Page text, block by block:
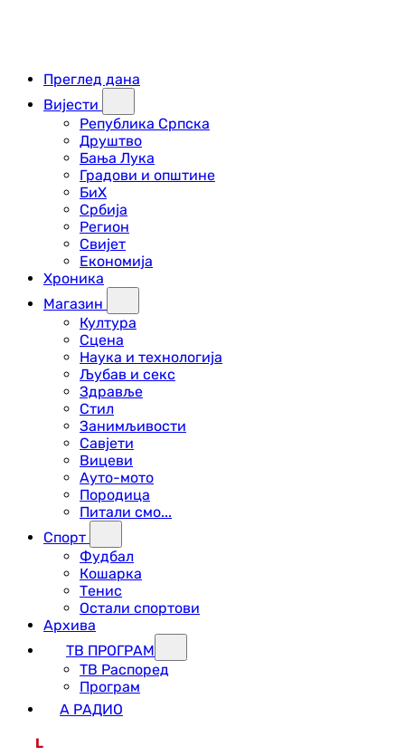
Преглед дана
Вијести
Република Српска
Друштво
Бања Лука
Градови и општине
БиХ
Србија
Регион
Свијет
Економија
Хроника
Магазин
Култура
Сцена
Наука и технологија
Љубав и секс
Здравље
Стил
Занимљивости
Савјети
Вицеви
Ауто-мото
Породица
Питали смо...
Спорт
Фудбал
Кошарка
Тенис
Остали спортови
Архива
ТВ ПРОГРАМ
ТВ Распоред
Програм
А РАДИО
L